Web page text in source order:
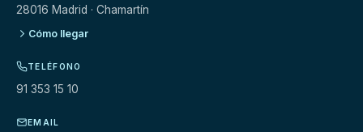
28016 Madrid · Chamartín
Cómo llegar
TELÉFONO
91 353 15 10
EMAIL